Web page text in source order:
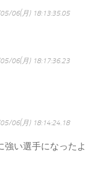
06(月) 18:13:35.05
06(月) 18:17:36.23
06(月) 18:14:24.18
強い選手になったよ